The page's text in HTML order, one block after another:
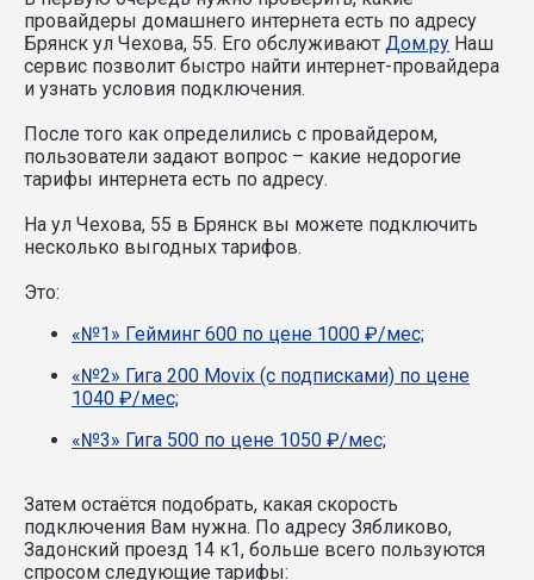
провайдеры домашнего интернета есть по адресу
Брянск ул Чехова, 55. Его обслуживают Дом.ру Наш
сервис позволит быстро найти интернет-провайдера
и узнать условия подключения.
После того как определились с провайдером,
пользователи задают вопрос – какие недорогие
тарифы интернета есть по адресу.
На ул Чехова, 55 в Брянск вы можете подключить
несколько выгодных тарифов.
Это:
«№1» Гейминг 600 по цене 1000 ₽/мес;
«№2» Гига 200 Movix (с подписками) по цене
1040 ₽/мес;
«№3» Гига 500 по цене 1050 ₽/мес;
Затем остаётся подобрать, какая скорость
подключения Вам нужна. По адресу Зябликово,
Задонский проезд 14 к1, больше всего пользуются
спросом следующие тарифы: